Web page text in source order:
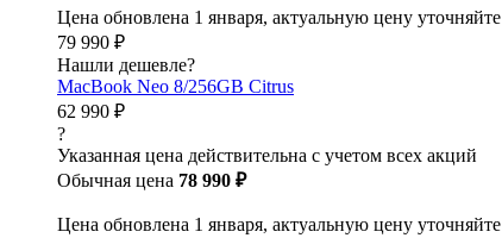
Цена обновлена 1 января, актуальную цену уточняйте
79 990 ₽
Нашли дешевле?
MacBook Neo 8/256GB Citrus
62 990 ₽
?
Указанная цена действительна с учетом всех акций
Обычная цена 78 990 ₽
Цена обновлена 1 января, актуальную цену уточняйте